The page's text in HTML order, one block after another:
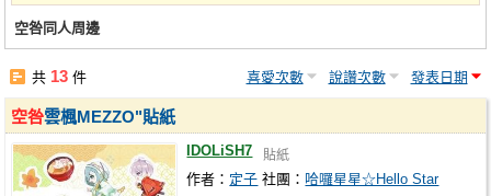
註冊會員
空咎同人周邊
共 13 件 喜愛次數 說讚次數 發表日期
空咎雲楓MEZZO"貼紙
IDOLiSH7 貼紙
作者： 定子 社團： 哈囉星星☆Hello Star